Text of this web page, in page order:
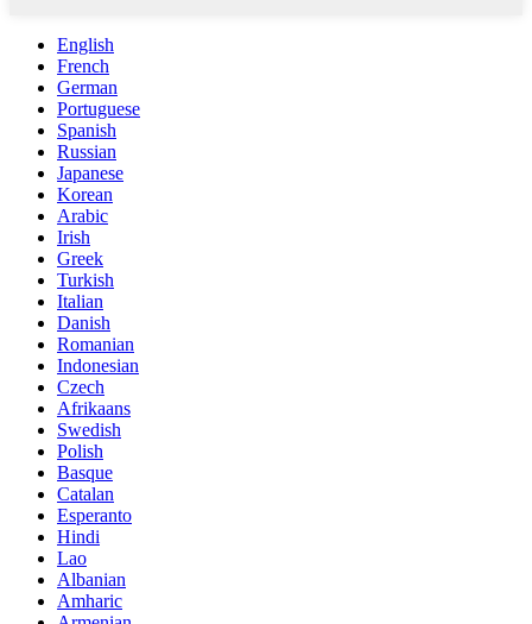
English
French
German
Portuguese
Spanish
Russian
Japanese
Korean
Arabic
Irish
Greek
Turkish
Italian
Danish
Romanian
Indonesian
Czech
Afrikaans
Swedish
Polish
Basque
Catalan
Esperanto
Hindi
Lao
Albanian
Amharic